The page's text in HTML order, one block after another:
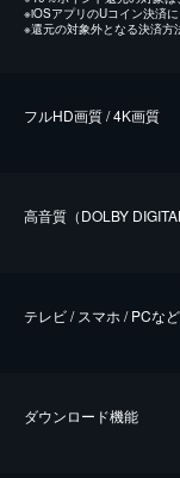
※iOSアプリのUコイン決済
※還元の対象外となる決済方
フルHD画質 / 4K画質
⾼⾳質（DOLBY
テレビ / スマホ / PCな
ダウンロード機能